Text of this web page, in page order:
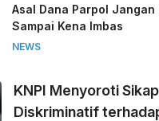
Asal Dana Parpol Jangan
Sampai Kena Imbas
NEWS
KNPI Menyoroti
Diskriminatif